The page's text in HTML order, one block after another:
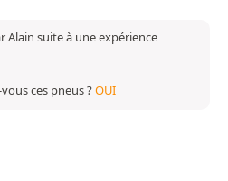
Alain suite à une expérience
ces pneus ?OUI